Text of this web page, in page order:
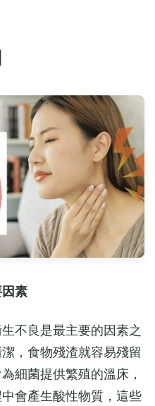
因素
不良是最主要的因素之
，食物殘渣就容易殘留
細菌提供繁殖的溫床，
會產生酸性物質，這些